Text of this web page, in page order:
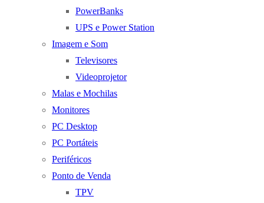
PowerBanks
UPS e Power Station
Imagem e Som
Televisores
Videoprojetor
Malas e Mochilas
Monitores
PC Desktop
PC Portáteis
Periféricos
Ponto de Venda
TPV